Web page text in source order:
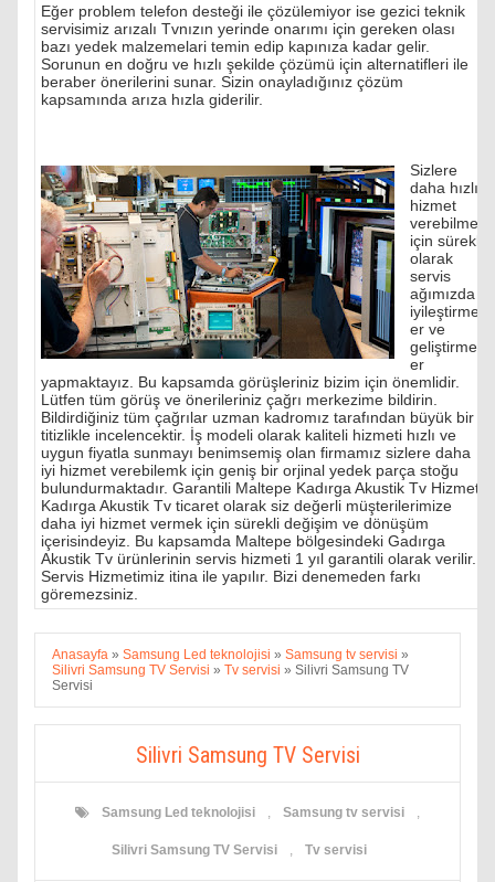
Eğer problem telefon desteği ile çözülemiyor ise gezici teknik
servisimiz arızalı Tvnızın yerinde onarımı için gereken olası
bazı yedek malzemelari temin edip kapınıza kadar gelir.
Sorunun en doğru ve hızlı şekilde çözümü için alternatifleri ile
beraber önerilerini sunar. Sizin onayladığınız çözüm
kapsamında arıza hızla giderilir.
Sizlere
daha hızlı
hizmet
verebilmek
için sürekli
olarak
servis
ağımızda
iyileştirmel
er ve
geliştirmel
er
yapmaktayız. Bu kapsamda görüşleriniz bizim için önemlidir.
Lütfen tüm görüş ve önerileriniz çağrı merkezime bildirin.
Bildirdiğiniz tüm çağrılar uzman kadromız tarafından büyük bir
titizlikle incelencektir. İş modeli olarak kaliteli hizmeti hızlı ve
uygun fiyatla sunmayı benimsemiş olan firmamız sizlere daha
iyi hizmet verebilemk için geniş bir orjinal yedek parça stoğu
bulundurmaktadır. Garantili Maltepe Kadırga Akustik Tv Hizmeti
Kadırga Akustik Tv ticaret olarak siz değerli müşterilerimize
daha iyi hizmet vermek için sürekli değişim ve dönüşüm
içerisindeyiz. Bu kapsamda Maltepe bölgesindeki Gadırga
Akustik Tv ürünlerinin servis hizmeti 1 yıl garantili olarak verilir.
Servis Hizmetimiz itina ile yapılır. Bizi denemeden farkı
göremezsiniz.
Anasayfa » Samsung Led teknolojisi » Samsung tv servisi »
Silivri Samsung TV Servisi » Tv servisi » Silivri Samsung TV
Servisi
Silivri Samsung TV Servisi
Samsung Led teknolojisi Samsung tv servisi
Silivri Samsung TV Servisi Tv servisi